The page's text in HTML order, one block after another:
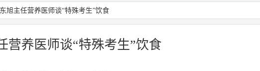
旭主任营养医师谈“特殊考生”饮食
营养医师谈“特殊考生”饮食